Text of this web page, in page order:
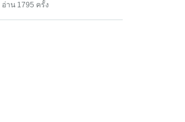
อ่าน 1795 ครั้ง